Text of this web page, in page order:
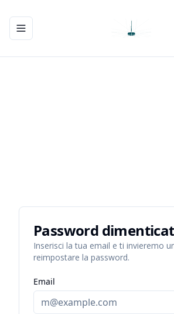
Apri/chiudi menu di navigazione
Password
Inserisci la tua email e ti invieremo
reimpostare la password.
Email